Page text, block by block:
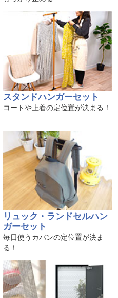
スタンドハンガーセット
コートや上着の定位置が決まる！
リュック・ランドセルハン
ガーセット
毎日使うカバンの定位置が決ま
る！